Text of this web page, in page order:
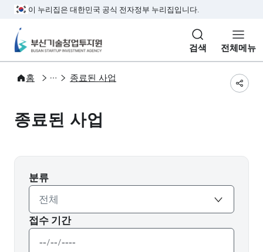
본문 바로가기
주메뉴 바로가기
서브메뉴 바로가기
하단메뉴 바로가기
이 누리집은 대한민국 공식 전자정부 누리집입니다.
부산기술창업투자원
검색 전체메뉴
홈
사업공고
사업공고 종료된 사업
공
종료된 사업
분류
접수 기간